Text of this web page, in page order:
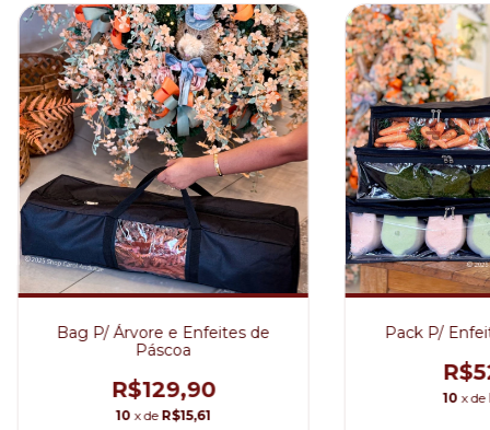
Bag P/ Árvore e Enfeites de
Páscoa
R$129,90
10 x de R$15,61
Pack P/
10 x de